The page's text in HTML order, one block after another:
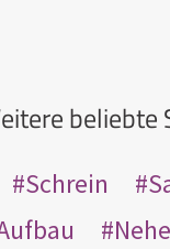
beliebte
Schrein